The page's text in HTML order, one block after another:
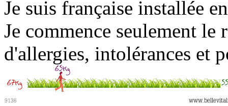
Je suis française installée
Je commence seulement le
d'allergies, intolérances et